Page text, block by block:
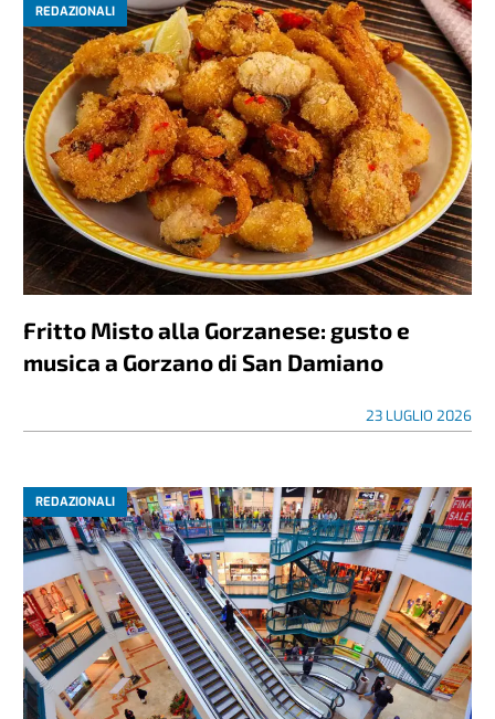
REDAZIONALI
Fritto Misto alla Gorzanese: gusto e
musica a Gorzano di San Damiano
23 LUGLIO 2026
REDAZIONALI